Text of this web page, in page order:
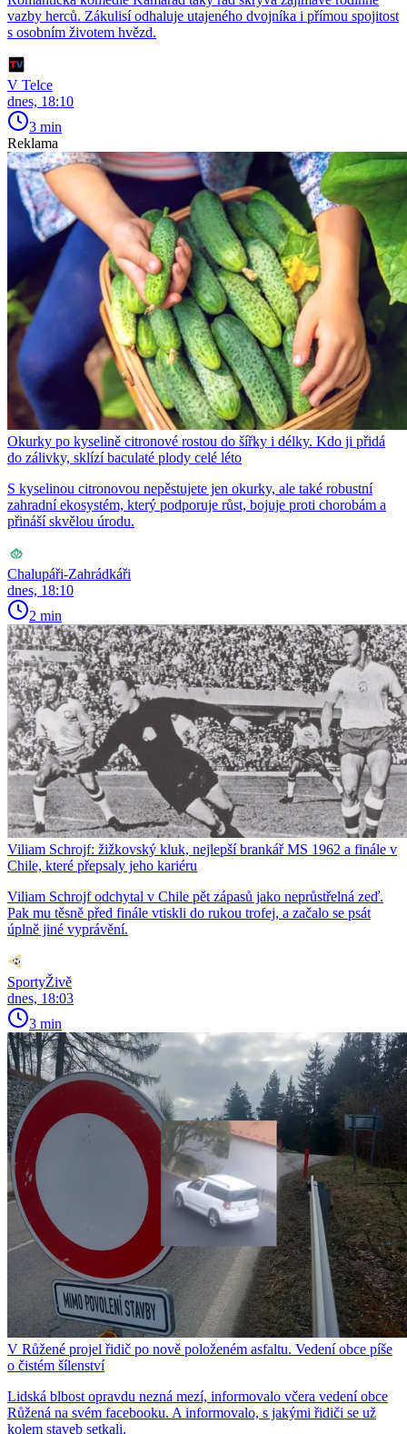
vazby herců. Zákulisí odhaluje utajeného dvojníka i přímou spojitost
s osobním životem hvězd.
V Telce
dnes, 18:10
3 min
Reklama
Okurky po kyselině citronové rostou do šířky i délky. Kdo ji přidá
do zálivky, sklízí baculaté plody celé léto
S kyselinou citronovou nepěstujete jen okurky, ale také robustní
zahradní ekosystém, který podporuje růst, bojuje proti chorobám a
přináší skvělou úrodu.
Chalupáři-Zahrádkáři
dnes, 18:10
2 min
Viliam Schrojf: žižkovský kluk, nejlepší brankář MS 1962 a finále v
Chile, které přepsaly jeho kariéru
Viliam Schrojf odchytal v Chile pět zápasů jako neprůstřelná zeď.
Pak mu těsně před finále vtiskli do rukou trofej, a začalo se psát
úplně jiné vyprávění.
SportyŽivě
dnes, 18:03
3 min
V Růžené projel řidič po nově položeném asfaltu. Vedení obce píše
o čistém šílenství
Lidská blbost opravdu nezná mezí, informovalo včera vedení obce
Růžená na svém facebooku. A informovalo, s jakými řidiči se už
kolem staveb setkali.